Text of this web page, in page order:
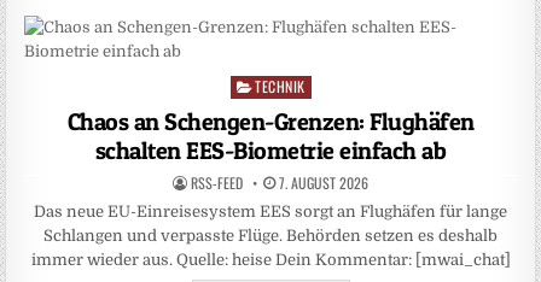
Posted
TECHNIK
Chaos an Schengen-Grenzen: Flughäfen
schalten EES-Biometrie einfach ab
RSS-FEED 7. AUGUST 2026
Das neue EU-Einreisesystem EES sorgt an Flughäfen für lange
Schlangen und verpasste Flüge. Behörden setzen es deshalb
immer wieder aus. Quelle: heise Dein Kommentar: [mwai_chat]